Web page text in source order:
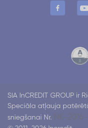
SIA InCREDIT GROUP ir
Speciāla atļauja
sniegšanai Nr. NK-